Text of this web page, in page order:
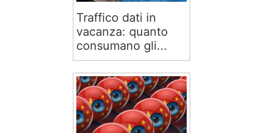
Traffico dati in
vacanza: quanto
consumano gli...